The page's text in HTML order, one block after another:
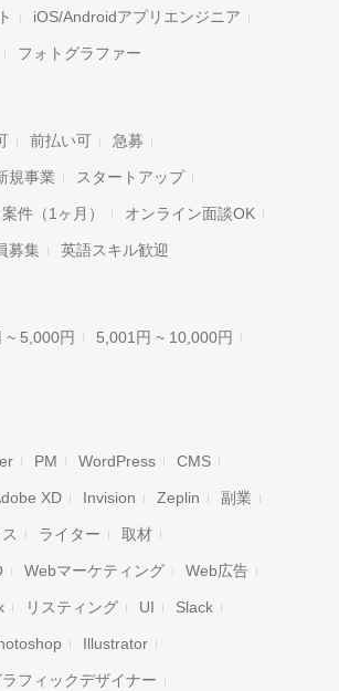
iOS/Androidアプリエンジニア
フォトグラファー
前払い可 急募
規事業 スタートアップ
件（1ヶ月） オンライン面談OK
募集 英語スキル歓迎
~ 5,000円 5,001円 ~ 10,000円
PM WordPress CMS
XD Invision Zeplin 副業
ライター 取材
Webマーケティング Web広告
リスティング UI Slack
Illustrator
ラフィックデザイナー